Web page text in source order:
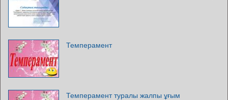
Темперамент
Темперамент туралы жалпы ұғым